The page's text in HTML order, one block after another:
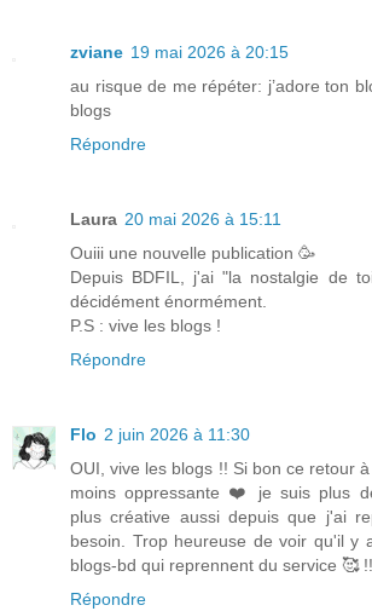
zviane 19 mai 2026 à 20:15
au risque de me répéter: j’adore ton
blogs
Répondre
Laura 20 mai 2026 à 15:11
Ouiii une nouvelle publication 🥳
Depuis BDFIL, j'ai "la nostalgie de
décidément énormément.
P.S : vive les blogs !
Répondre
Flo 2 juin 2026 à 11:30
OUI, vive les blogs !! Si bon ce retour
moins oppressante ❤️ je suis plus
plus créative aussi depuis que j'ai
besoin. Trop heureuse de voir qu'il y
blogs-bd qui reprennent du service 🥰 !!
Répondre